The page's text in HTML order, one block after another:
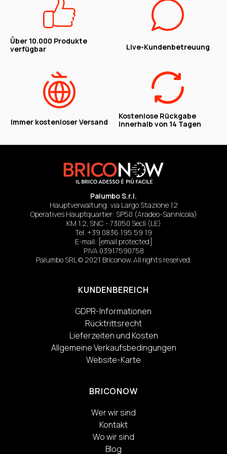
Über 10.000 Produkte
verfügbar
Live-Kundenbetreuung
Immer kostenloser Versand
Kostenlose Rückgabe
innerhalb von 14 Tagen
Palumbo S.r.l.
Hauptverwaltung: via Largo Stazione 12
Operatives Hauptquartier: SP50 (Aradeo-Sannicola)
KM 1.2, SNC - 73050 Seclì (LE)
Tel. +39 0836 195 59 19
E-mail: [email protected]
P.IVA 03917590758
Palumbo SRL © 2021 Briconow. All rights reserved.
KUNDENBEREICH
GDPR-Informationen
Rücktrittsrecht
Lieferzeiten und Kosten
Allgemeine Verkaufsbedingungen
Website-Karte
BRICONOW
Wer wir sind
Kontakt
Wo wir sind
Blog